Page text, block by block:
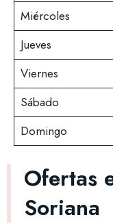
Miércoles
Jueves
Viernes
Sábado
Domingo
Ofertas
Soriana